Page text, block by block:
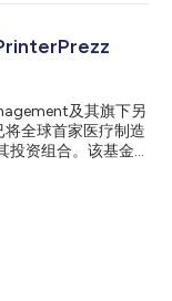
速达到万亿美元的
领导了多家改变行
的首席执行
疾病为中心的现行
他同时还是Back To
家以盈利为目的的
空的热爱，并把寓
及其旗下另
全球首家医疗制造
投资组合。该基金面
Catalyst
PrinterPrezz, Inc.总
，是一家集尖端的